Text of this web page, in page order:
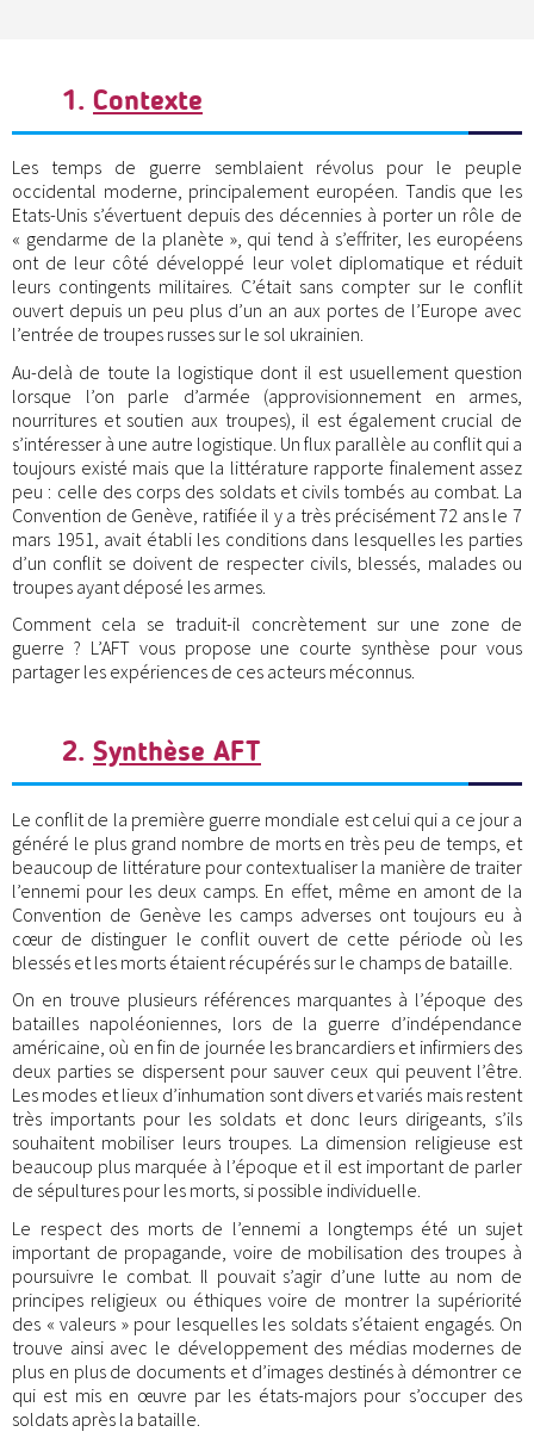
1. Contexte
Les temps de guerre semblaient révolus pour le peuple
occidental moderne, principalement européen. Tandis que les
Etats-Unis s’évertuent depuis des décennies à porter un rôle de
« gendarme de la planète », qui tend à s’effriter, les européens
ont de leur côté développé leur volet diplomatique et réduit
leurs contingents militaires. C’était sans compter sur le conflit
ouvert depuis un peu plus d’un an aux portes de l’Europe avec
l’entrée de troupes russes sur le sol ukrainien.
Au-delà de toute la logistique dont il est usuellement question
lorsque l’on parle d’armée (approvisionnement en armes,
nourritures et soutien aux troupes), il est également crucial de
s’intéresser à une autre logistique. Un flux parallèle au conflit qui a
toujours existé mais que la littérature rapporte finalement assez
peu : celle des corps des soldats et civils tombés au combat. La
Convention de Genève, ratifiée il y a très précisément 72 ans le 7
mars 1951, avait établi les conditions dans lesquelles les parties
d’un conflit se doivent de respecter civils, blessés, malades ou
troupes ayant déposé les armes.
Comment cela se traduit-il concrètement sur une zone de
guerre ? L’AFT vous propose une courte synthèse pour vous
partager les expériences de ces acteurs méconnus.
2. Synthèse AFT
Le conflit de la première guerre mondiale est celui qui a ce jour a
généré le plus grand nombre de morts en très peu de temps, et
beaucoup de littérature pour contextualiser la manière de traiter
l’ennemi pour les deux camps. En effet, même en amont de la
Convention de Genève les camps adverses ont toujours eu à
cœur de distinguer le conflit ouvert de cette période où les
blessés et les morts étaient récupérés sur le champs de bataille.
On en trouve plusieurs références marquantes à l’époque des
batailles napoléoniennes, lors de la guerre d’indépendance
américaine, où en fin de journée les brancardiers et infirmiers des
deux parties se dispersent pour sauver ceux qui peuvent l’être.
Les modes et lieux d’inhumation sont divers et variés mais restent
très importants pour les soldats et donc leurs dirigeants, s’ils
souhaitent mobiliser leurs troupes. La dimension religieuse est
beaucoup plus marquée à l’époque et il est important de parler
de sépultures pour les morts, si possible individuelle.
Le respect des morts de l’ennemi a longtemps été un sujet
important de propagande, voire de mobilisation des troupes à
poursuivre le combat. Il pouvait s’agir d’une lutte au nom de
principes religieux ou éthiques voire de montrer la supériorité
des « valeurs » pour lesquelles les soldats s’étaient engagés. On
trouve ainsi avec le développement des médias modernes de
plus en plus de documents et d’images destinés à démontrer ce
qui est mis en œuvre par les états-majors pour s’occuper des
soldats après la bataille.